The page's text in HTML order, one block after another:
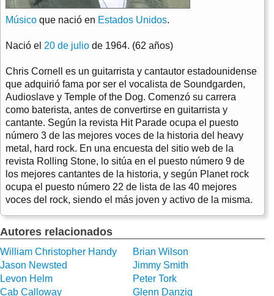
Músico que nació en Estados Unidos.
Nació el 20 de julio de 1964. (62 años)
Chris Cornell es un guitarrista y cantautor estadounidense
que adquirió fama por ser el vocalista de Soundgarden,
Audioslave y Temple of the Dog. Comenzó su carrera
como baterista, antes de convertirse en guitarrista y
cantante. Según la revista Hit Parade ocupa el puesto
número 3 de las mejores voces de la historia del heavy
metal, hard rock. En una encuesta del sitio web de la
revista Rolling Stone, lo sitúa en el puesto número 9 de
los mejores cantantes de la historia, y según Planet rock
ocupa el puesto número 22 de lista de las 40 mejores
voces del rock, siendo el más joven y activo de la misma.
Autores relacionados
William Christopher Handy
Brian Wilson
Jason Newsted
Jimmy Smith
Levon Helm
Peter Tork
Cab Calloway
Glenn Danzig